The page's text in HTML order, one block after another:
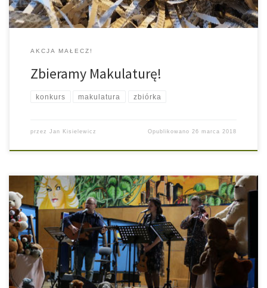
AKCJA MAŁECZ!
Zbieramy Makulaturę!
konkurs makulatura zbiórka
przez Jan Kisielewicz Opublikowano26 marca 2018
W ostatni weekend karnawału Komenda Hufca ZHP Pabianice
postanowiła zorganizować dla mieszkańców Pabianic „Dancing
jak za dawnych lat”. Wydarzenie rozpoczął występ
zaprzyjaźnionego zespołu „Ostatnie Kuszenie Małgorzaty”
wykonującego najbardziej znane piosenki harcerskie oraz
turystyczne. Po krótkiej przerwie goście mogli spróbować swoich
sił podczas karaoke, a następnie wraz z instruktorami naszego